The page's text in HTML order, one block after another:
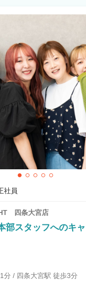
社員
四条大宮店
部スタッフへのキ
分 / 四条大宮駅 徒歩3分